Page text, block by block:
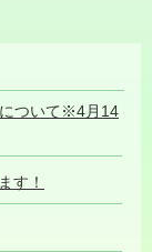
ついて※4月14
す！